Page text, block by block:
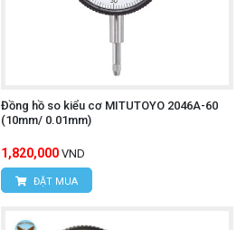
Đồng hồ so kiểu cơ MITUTOYO 2046A-60
(10mm/ 0.01mm)
1,820,000 VND
ĐẶT MUA